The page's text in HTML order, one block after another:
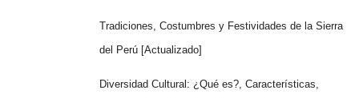
Tradiciones, Costumbres y Festividades de la Sierra
del Perú [Actualizado]
Diversidad Cultural: ¿Qué es?, Características,